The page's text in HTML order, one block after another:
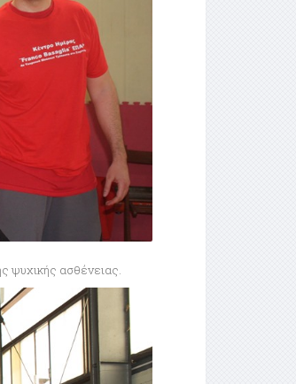
ψυχικής ασθένειας.